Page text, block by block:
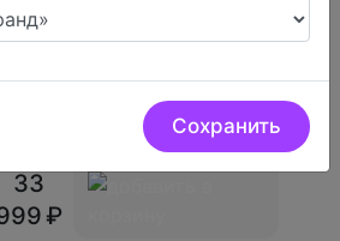
Сохранить
Venu 3 Черные с
Безелем (010-02784-
33